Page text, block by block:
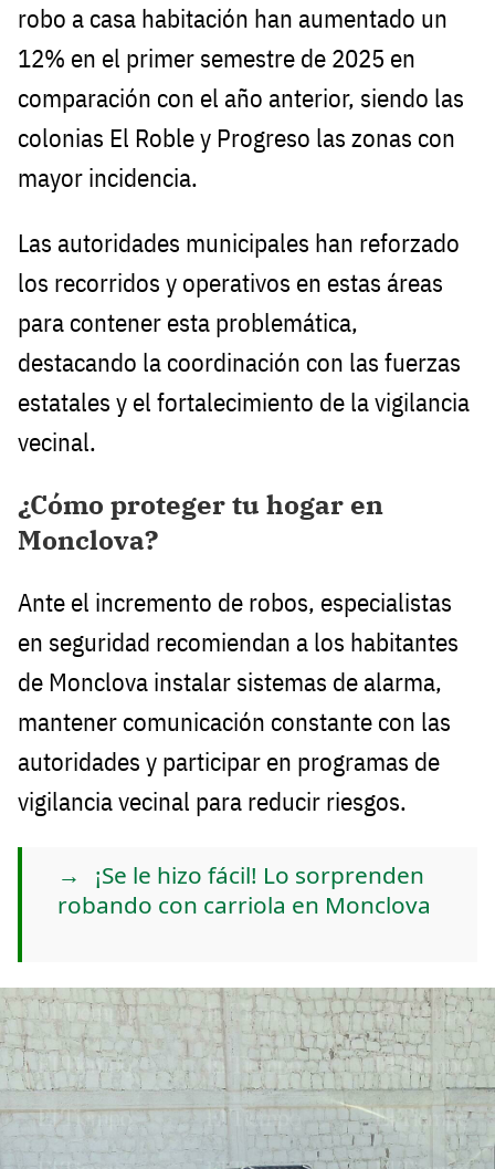
robo a casa habitación han aumentado un
12% en el primer semestre de 2025 en
comparación con el año anterior, siendo las
colonias El Roble y Progreso las zonas con
mayor incidencia.
Las autoridades municipales han reforzado
los recorridos y operativos en estas áreas
para contener esta problemática,
destacando la coordinación con las fuerzas
estatales y el fortalecimiento de la vigilancia
vecinal.
¿Cómo proteger tu hogar en
Monclova?
Ante el incremento de robos, especialistas
en seguridad recomiendan a los habitantes
de Monclova instalar sistemas de alarma,
mantener comunicación constante con las
autoridades y participar en programas de
vigilancia vecinal para reducir riesgos.
¡Se le hizo fácil! Lo sorprenden
robando con carriola en Monclova